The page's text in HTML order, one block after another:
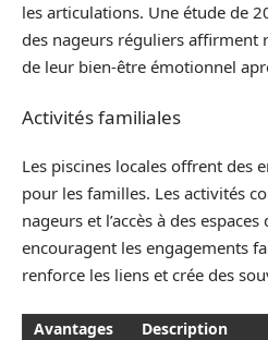
les articulations. Une étude de
des nageurs réguliers affirment
de leur bien-être émotionnel
Activités familiales
Les piscines locales offrent des
pour les familles. Les activités
nageurs et l’accès à des
encouragent les engagements
renforce les liens et crée des
Avantages Description